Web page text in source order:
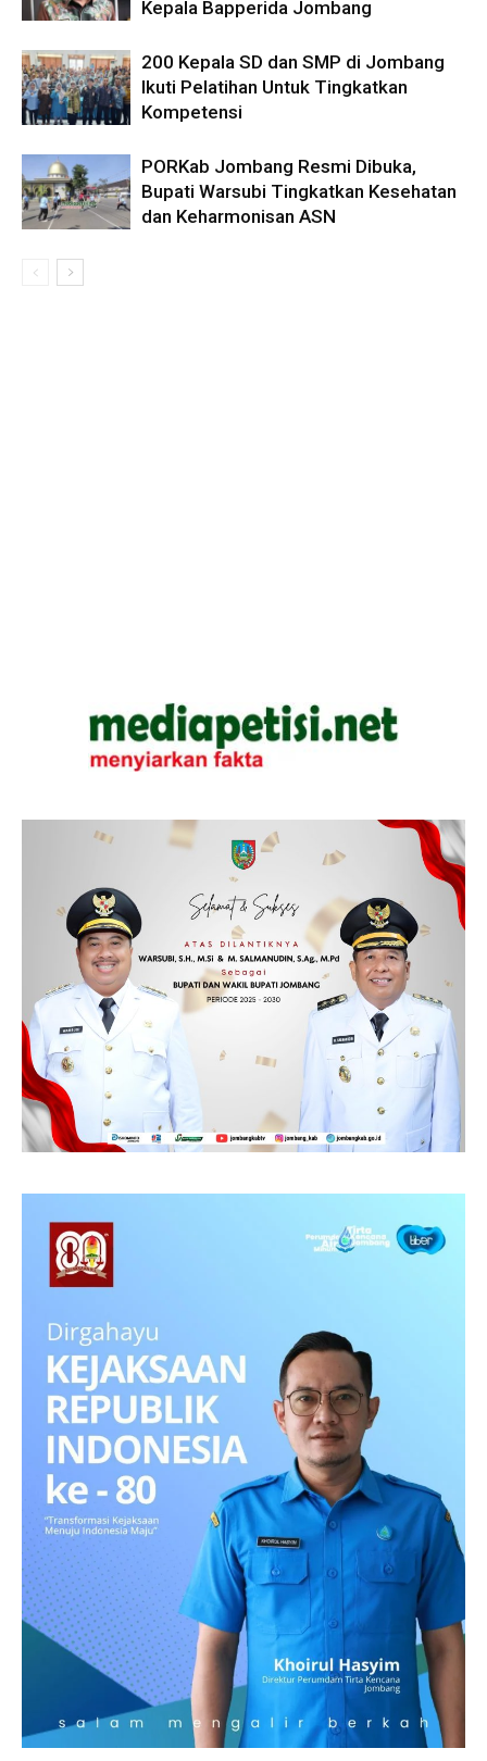
Kepala Bapperida Jombang
200 Kepala SD dan SMP di Jombang
Ikuti Pelatihan Untuk Tingkatkan
Kompetensi
PORKab Jombang Resmi Dibuka,
Bupati Warsubi Tingkatkan Kesehatan
dan Keharmonisan ASN